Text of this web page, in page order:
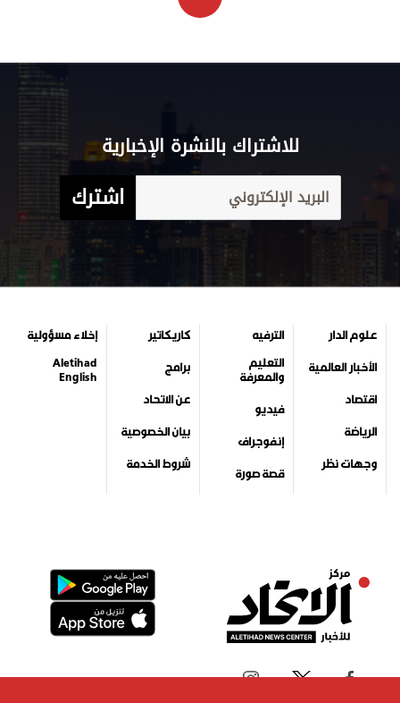
للاشتراك بالنشرة الإخبارية
اشترك
علوم الدار
الأخبار العالمية
اقتصاد
الرياضة
وجهات نظر
الترفيه
التعليم
والمعرفة
فيديو
إنفوجراف
قصة صورة
كاريكاتير
برامج
عن الاتحاد
بيان الخصوصية
شروط الخدمة
إخلاء مسؤولية
Aletihad
English